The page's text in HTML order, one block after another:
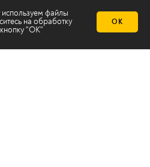
файлы
на обработку
"ОК"
ОК